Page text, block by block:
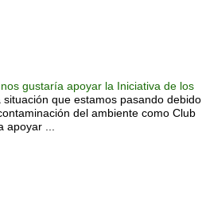
gustaría apoyar la Iniciativa de los
situación que estamos pasando debido
del ambiente como Club
...